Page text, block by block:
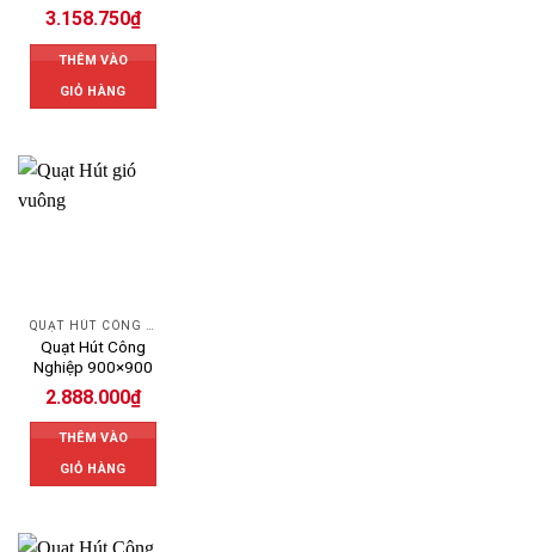
3.158.750₫
THÊM VÀO
GIỎ HÀNG
Quạt Hút Công
Nghiệp 900×900
2.888.000₫
THÊM VÀO
GIỎ HÀNG